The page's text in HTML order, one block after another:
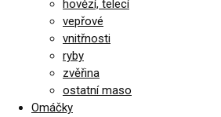
hovězí, telecí
vepřové
vnitřnosti
ryby
zvěřina
ostatní maso
Omáčky